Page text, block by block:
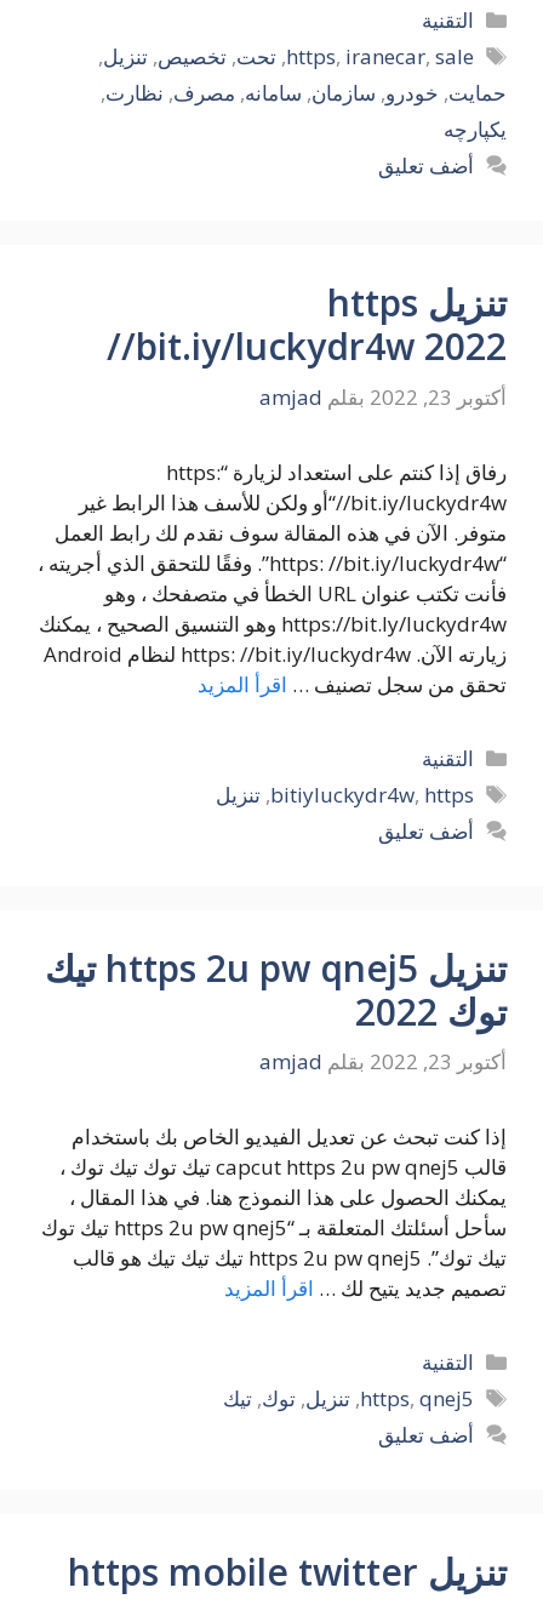
التصنيفات
التقنية
الوسوم
https, iranecar, sale
,تحت,تخصیص,تنزيل,
حمایت, خودرو, سازمان, سامانه, مصرف, نظارت,
یکپارچه
أضف تعليق
تنزيل https
//bit.iy/luckydr4w 2022
أكتوبر 23, 2022 بقلم amjad
رفاق إذا كنتم على استعداد لزيارة “https:
//bit.iy/luckydr4w“أو ولكن للأسف هذا الرابط غير
متوفر. الآن في هذه المقالة سوف نقدم لك رابط العمل
“https: //bit.iy/luckydr4w”. وفقًا للتحقق الذي أجريته ،
فأنت تكتب عنوان URL الخطأ في متصفحك ، وهو
https://bit.ly/luckydr4w وهو التنسيق الصحيح ، يمكنك
زيارته الآن. https: //bit.iy/luckydr4w لنظام Android
تحقق من سجل تصنيف … اقرأ المزيد
التصنيفات
التقنية
الوسومbitiyluckydr4w, https
,تنزيل
أضف تعليق
تنزيل https 2u pw qnej5 تيك
توك 2022
أكتوبر 23, 2022 بقلم amjad
إذا كنت تبحث عن تعديل الفيديو الخاص بك باستخدام
قالب capcut https 2u pw qnej5 تيك توك تيك توك ،
يمكنك الحصول على هذا النموذج هنا. في هذا المقال ،
سأحل أسئلتك المتعلقة بـ “https 2u pw qnej5 تيك توك
تيك توك”. https 2u pw qnej5 تيك تيك تيك هو قالب
تصميم جديد يتيح لك … اقرأ المزيد
التصنيفات
التقنية
الوسوم https, qnej5
,تنزيل,توك,تيك
أضف تعليق
تنزيل https mobile twitter